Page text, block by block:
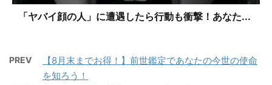
「ヤバイ顔の人」に遭遇したら行動も衝撃！あなた...
PREV
【8月末までお得！】前世鑑定であなたの今世の使命
を知ろう！